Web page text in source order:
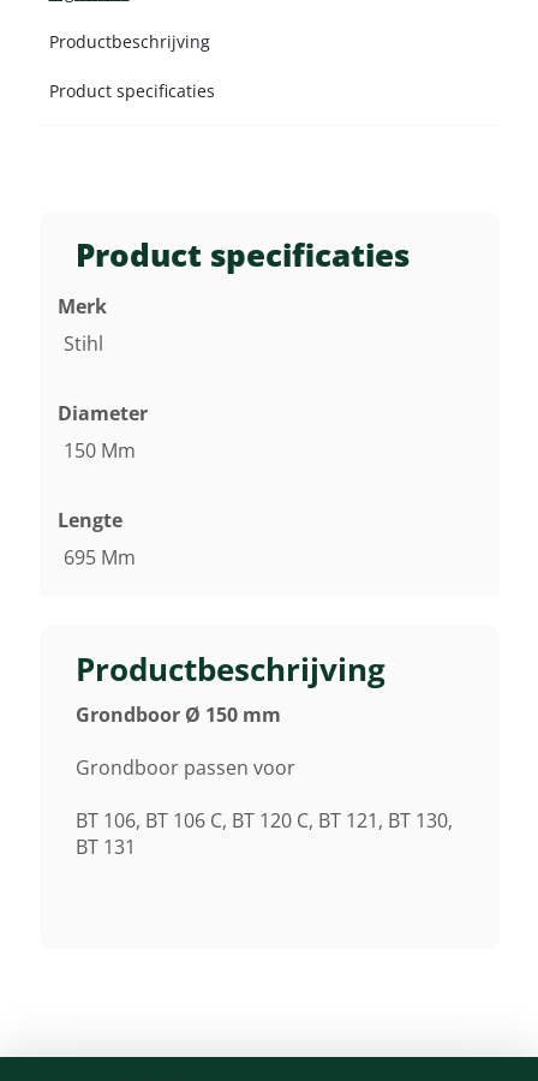
Productbeschrijving
Grondboor Ø 150 mm
Grondboor passen voor
BT 106, BT 106 C, BT 120 C, BT 121, BT 130,
BT 131
Product specificaties
Merk
Stihl
Diameter
150 Mm
Lengte
695 Mm
Productbeschrijving
Product specificaties